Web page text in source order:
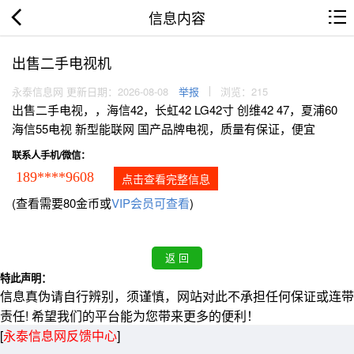
信息内容
出售二手电视机
永泰信息网 更新日期：2026-08-08 举报 浏览：215
出售二手电视，，海信42，长虹42 LG42寸 创维42 47，夏浦60
海信55电视 新型能联网 国产品牌电视，质量有保证，便宜
联系人手机/微信：
189****9608 点击查看完整信息
(查看需要80金币或VIP会员可查看)
特此声明：
信息真伪请自行辨别，须谨慎，网站对此不承担任何保证或连带
责任! 希望我们的平台能为您带来更多的便利！
[永泰信息网反馈中心]